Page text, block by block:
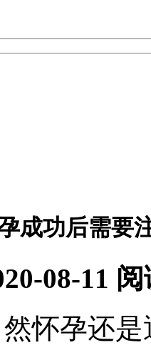
成功后需要
08-11
孕还是